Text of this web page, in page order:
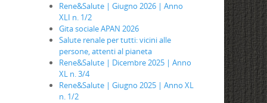
Rene&Salute | Giugno 2026 | Anno
XLI n. 1/2
Gita sociale APAN 2026
Salute renale per tutti: vicini alle
persone, attenti al pianeta
Rene&Salute | Dicembre 2025 | Anno
XL n. 3/4
Rene&Salute | Giugno 2025 | Anno XL
n. 1/2